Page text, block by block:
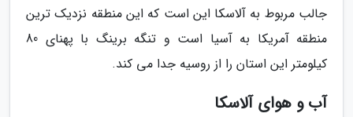
جالب مربوط به آلاسکا این است که این منطقه نزدیک ترین
منطقه آمریکا به آسیا است و تنگه برینگ با پهنای 80
کیلومتر این استان را از روسیه جدا می کند.
آب و هوای آلاسکا